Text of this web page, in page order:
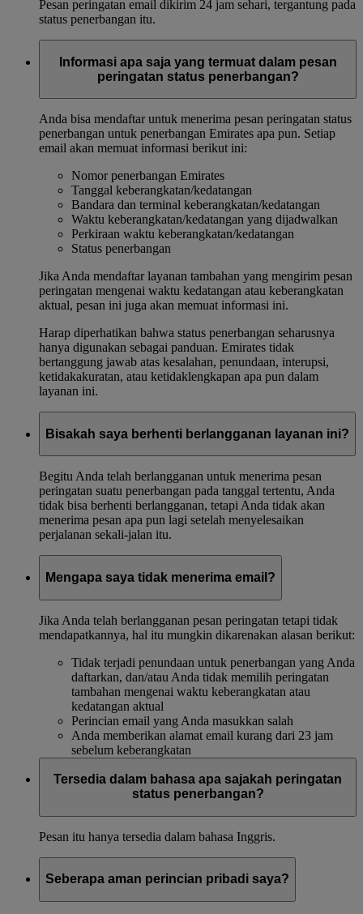
Pesan peringatan email dikirim 24 jam sehari, tergantung pada
status penerbangan itu.
Informasi apa saja yang termuat dalam pesan
peringatan status penerbangan?
Anda bisa mendaftar untuk menerima pesan peringatan status
penerbangan untuk penerbangan Emirates apa pun. Setiap
email akan memuat informasi berikut ini:
Nomor penerbangan Emirates
Tanggal keberangkatan/kedatangan
Bandara dan terminal keberangkatan/kedatangan
Waktu keberangkatan/kedatangan yang dijadwalkan
Perkiraan waktu keberangkatan/kedatangan
Status penerbangan
Jika Anda mendaftar layanan tambahan yang mengirim pesan
peringatan mengenai waktu kedatangan atau keberangkatan
aktual, pesan ini juga akan memuat informasi ini.
Harap diperhatikan bahwa status penerbangan seharusnya
hanya digunakan sebagai panduan. Emirates tidak
bertanggung jawab atas kesalahan, penundaan, interupsi,
ketidakakuratan, atau ketidaklengkapan apa pun dalam
layanan ini.
Bisakah saya berhenti berlangganan layanan ini?
Begitu Anda telah berlangganan untuk menerima pesan
peringatan suatu penerbangan pada tanggal tertentu, Anda
tidak bisa berhenti berlangganan, tetapi Anda tidak akan
menerima pesan apa pun lagi setelah menyelesaikan
perjalanan sekali-jalan itu.
Mengapa saya tidak menerima email?
Jika Anda telah berlangganan pesan peringatan tetapi tidak
mendapatkannya, hal itu mungkin dikarenakan alasan berikut:
Tidak terjadi penundaan untuk penerbangan yang Anda
daftarkan, dan/atau Anda tidak memilih peringatan
tambahan mengenai waktu keberangkatan atau
kedatangan aktual
Perincian email yang Anda masukkan salah
Anda memberikan alamat email kurang dari 23 jam
sebelum keberangkatan
Tersedia dalam bahasa apa sajakah peringatan
status penerbangan?
Pesan itu hanya tersedia dalam bahasa Inggris.
Seberapa aman perincian pribadi saya?